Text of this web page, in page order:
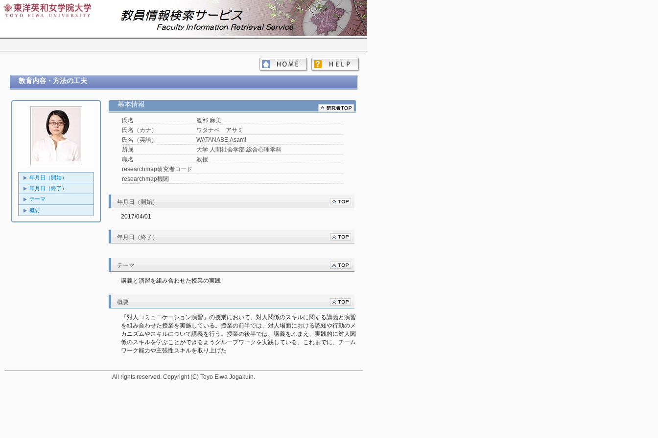
教育内容・方法の工夫
年月日（開始）
年月日（終了）
テーマ
概要
基本情報
氏名
渡部 麻美
氏名（カナ）
ワタナベ アサミ
氏名（英語）
WATANABE,Asami
所属
大学 人間社会学部 総合心理学科
職名
教授
researchmap研究者コード
researchmap機関
年月日（開始）
2017/04/01
年月日（終了）
テーマ
講義と演習を組み合わせた授業の実践
概要
「対人コミュニケーション演習」の授業において、対人関係のスキルに関する講義と演習
を組み合わせた授業を実施している。授業の前半では、対人場面における認知や行動のメ
カニズムやスキルについて講義を行う。授業の後半では、講義をふまえ、実践的に対人関
係のスキルを学ぶことができるようグループワークを実践している。これまでに、チーム
ワーク能力や主張性スキルを取り上げた